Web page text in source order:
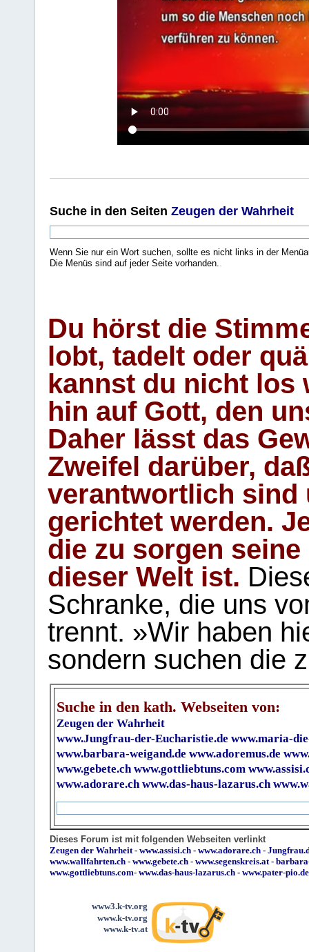
Suche in den Seiten Zeugen der Wahrheit
Wenn Sie nur ein Wort suchen, sollte es nicht links in der
Die Menüs sind auf jeder Seite vorhanden..
Du hörst die
lobt, tadelt oder
kannst du nicht los
hin auf Gott, den
Daher lässt das
Zweifel darüber,
verantwortlich sind
gerichtet werden.
die zu sorgen
dieser Welt ist.
Schranke, die uns
trennt. »Wir haben
sondern suchen die
Suche in den kath. Webseiten von:
Zeugen der Wahrheit
www.Jungfrau-der-Eucharistie.de www.maria-
www.barbara-weigand.de www.adoremus.de
www.gebete.ch www.gottliebtuns.com
www.adorare.ch www.das-haus-lazarus.ch
Dieses Forum ist mit folgenden Webseiten verlinkt
Zeugen der Wahrheit- www.assisi.ch - www.adorare.ch -
www.wallfahrten.ch - www.gebete.ch - www.segenskreis.at-
www.gottliebtuns.com- www.das-haus-lazarus.ch - www.pater-pio.de
www3.k-tv.org
www.k-tv.org
www.k-tv.at